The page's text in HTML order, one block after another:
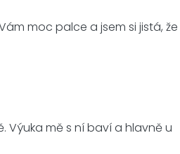
moc palce a jsem si jistá, že
Výuka mě s ní baví a hlavně u